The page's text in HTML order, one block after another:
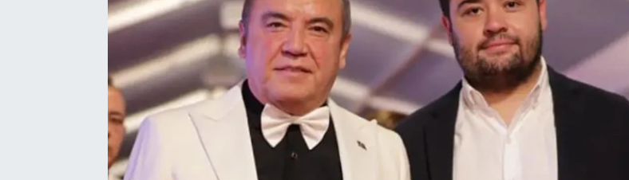
İletişim/Künye
Gözden Kaçmasın